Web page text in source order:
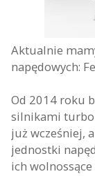
Aktualnie
napędowych:
Od 2014 roku
silnikami turbo
już wcześniej,
jednostki
ich